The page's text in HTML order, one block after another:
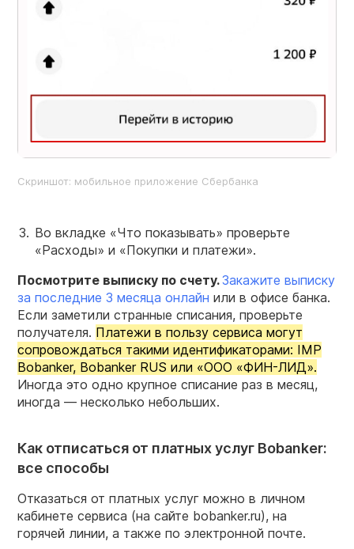
Скриншот: мобильное приложение Сбербанка
Во вкладке «Что показывать» проверьте
«Расходы» и «Покупки и платежи».
Посмотрите выписку по счету.Закажите выписку
за последние 3 месяца онлайн или в офисе банка.
Если заметили странные списания, проверьте
получателя. Платежи в пользу сервиса могут
сопровождаться такими идентификаторами: IMP
Bobanker, Bobanker RUS или «ООО «ФИН-ЛИД».
Иногда это одно крупное списание раз в месяц,
иногда — несколько небольших.
Как отписаться от платных услуг Bobanker:
все способы
Отказаться от платных услуг можно в личном
кабинете сервиса (на сайте bobanker.ru), на
горячей линии, а также по электронной почте.